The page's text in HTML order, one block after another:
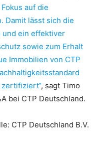
auf die
Damit lässt sich die
und ein effektiver
sowie zum Erhalt
Immobilien von CTP
zertifiziert“, sagt Timo
bei CTP Deutschland.
CTP Deutschland B.V.